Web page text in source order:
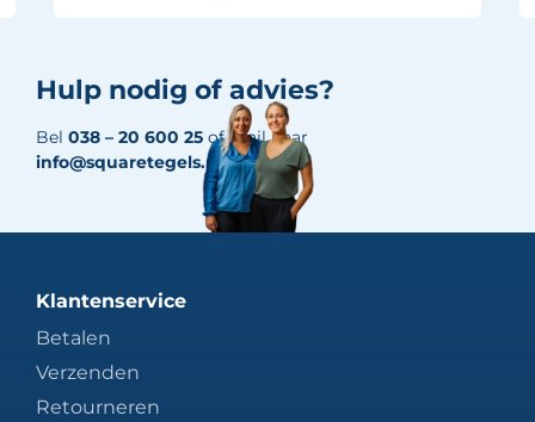
Hulp nodig of advies?
Bel 038 – 20 600 25 of mail naar
info@squaretegels.nl
Klantenservice
Betalen
Verzenden
Retourneren